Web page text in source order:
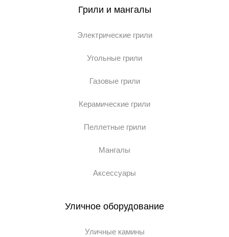
Грили и мангалы
Электрические грили
Угольные грили
Газовые грили
Керамические грили
Пеллетные грили
Мангалы
Аксессуары
Уличное оборудование
Уличные камины